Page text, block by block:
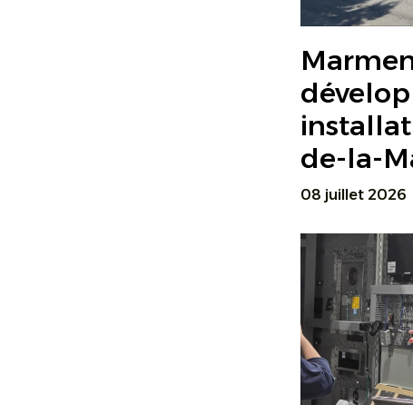
de-la-
08 juillet 2026